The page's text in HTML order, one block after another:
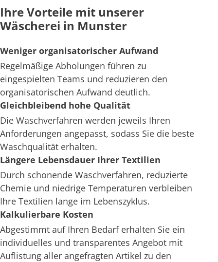
Ihre Vorteile mit unserer
Wäscherei in Munster
Weniger organisatorischer Aufwand
Regelmäßige Abholungen führen zu
eingespielten Teams und reduzieren den
organisatorischen Aufwand deutlich.
Gleichbleibend hohe Qualität
Die Waschverfahren werden jeweils Ihren
Anforderungen angepasst, sodass Sie die beste
Waschqualität erhalten.
Längere Lebensdauer Ihrer Textilien
Durch schonende Waschverfahren, reduzierte
Chemie und niedrige Temperaturen verbleiben
Ihre Textilien lange im Lebenszyklus.
Kalkulierbare Kosten
Abgestimmt auf Ihren Bedarf erhalten Sie ein
individuelles und transparentes Angebot mit
Auflistung aller angefragten Artikel zu den